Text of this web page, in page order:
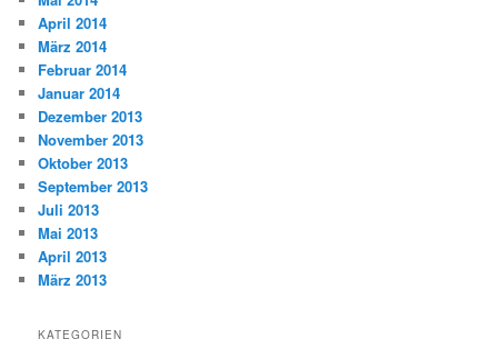
April 2014
März 2014
Februar 2014
Januar 2014
Dezember 2013
November 2013
Oktober 2013
September 2013
Juli 2013
Mai 2013
April 2013
März 2013
KATEGORIEN